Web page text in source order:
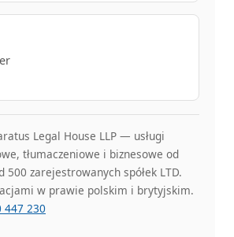
Legal House LLP — usługi
tłumaczeniowe i biznesowe od
500 zarejestrowanych spółek LTD.
w prawie polskim i brytyjskim.
447 230